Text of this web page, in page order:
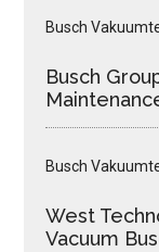
Busch
Busch
Busch
West
Vacuum